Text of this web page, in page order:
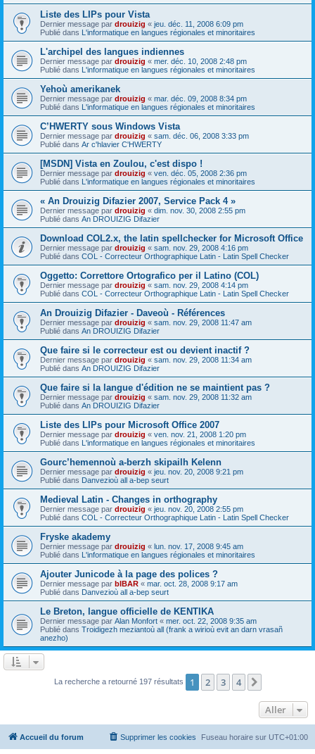
Liste des LIPs pour Vista
Dernier message par drouizig « jeu. déc. 11, 2008 6:09 pm
Publié dans L'informatique en langues régionales et minoritaires
L'archipel des langues indiennes
Dernier message par drouizig « mer. déc. 10, 2008 2:48 pm
Publié dans L'informatique en langues régionales et minoritaires
Yehoù amerikanek
Dernier message par drouizig « mar. déc. 09, 2008 8:34 pm
Publié dans L'informatique en langues régionales et minoritaires
C’HWERTY sous Windows Vista
Dernier message par drouizig « sam. déc. 06, 2008 3:33 pm
Publié dans Ar c'hlavier C'HWERTY
[MSDN] Vista en Zoulou, c'est dispo !
Dernier message par drouizig « ven. déc. 05, 2008 2:36 pm
Publié dans L'informatique en langues régionales et minoritaires
« An Drouizig Difazier 2007, Service Pack 4 »
Dernier message par drouizig « dim. nov. 30, 2008 2:55 pm
Publié dans An DROUIZIG Difazier
Download COL2.x, the latin spellchecker for Microsoft Office
Dernier message par drouizig « sam. nov. 29, 2008 4:16 pm
Publié dans COL - Correcteur Orthographique Latin - Latin Spell Checker
Oggetto: Correttore Ortografico per il Latino (COL)
Dernier message par drouizig « sam. nov. 29, 2008 4:14 pm
Publié dans COL - Correcteur Orthographique Latin - Latin Spell Checker
An Drouizig Difazier - Daveoù - Références
Dernier message par drouizig « sam. nov. 29, 2008 11:47 am
Publié dans An DROUIZIG Difazier
Que faire si le correcteur est ou devient inactif ?
Dernier message par drouizig « sam. nov. 29, 2008 11:34 am
Publié dans An DROUIZIG Difazier
Que faire si la langue d'édition ne se maintient pas ?
Dernier message par drouizig « sam. nov. 29, 2008 11:32 am
Publié dans An DROUIZIG Difazier
Liste des LIPs pour Microsoft Office 2007
Dernier message par drouizig « ven. nov. 21, 2008 1:20 pm
Publié dans L'informatique en langues régionales et minoritaires
Gourc’hemennoù a-berzh skipailh Kelenn
Dernier message par drouizig « jeu. nov. 20, 2008 9:21 pm
Publié dans Danvezioù all a-bep seurt
Medieval Latin - Changes in orthography
Dernier message par drouizig « jeu. nov. 20, 2008 2:55 pm
Publié dans COL - Correcteur Orthographique Latin - Latin Spell Checker
Fryske akademy
Dernier message par drouizig « lun. nov. 17, 2008 9:45 am
Publié dans L'informatique en langues régionales et minoritaires
Ajouter Junicode à la page des polices ?
Dernier message par bIBAR « mar. oct. 28, 2008 9:17 am
Publié dans Danvezioù all a-bep seurt
Le Breton, langue officielle de KENTIKA
Dernier message par Alan Monfort « mer. oct. 22, 2008 9:35 am
Publié dans Troidigezh meziantoù all (frank a wirioù evit an darn vrasañ
anezho)
La recherche a retourné 197 résultats 1 2 3 4
Aller
Accueil du forum Fuseau horaire sur UTC+01:00
Supprimer les cookies